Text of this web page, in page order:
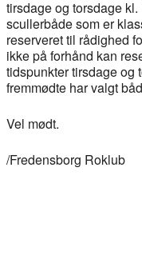
tirsdage og torsdage
scullerbåde som er
reserveret til rådighed
ikke på forhånd kan
tidspunkter tirsdage og
fremmødte har valgt
Vel mødt.
/Fredensborg Roklub